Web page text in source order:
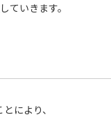
ていきます。
により、